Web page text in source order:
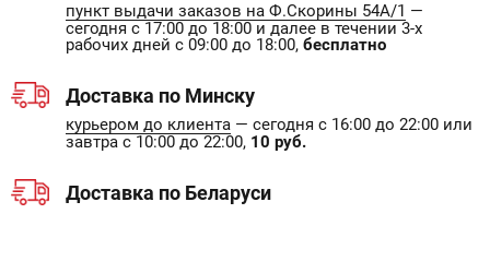
пункт выдачи заказов на Ф.Скорины 54А/1 —
сегодня с 17:00 до 18:00 и далее в течении 3-х
рабочих дней с 09:00 до 18:00, бесплатно
Доставка по Минску
курьером до клиента — сегодня с 16:00 до 22:00 или
завтра с 10:00 до 22:00, 10 руб.
Доставка по Беларуси